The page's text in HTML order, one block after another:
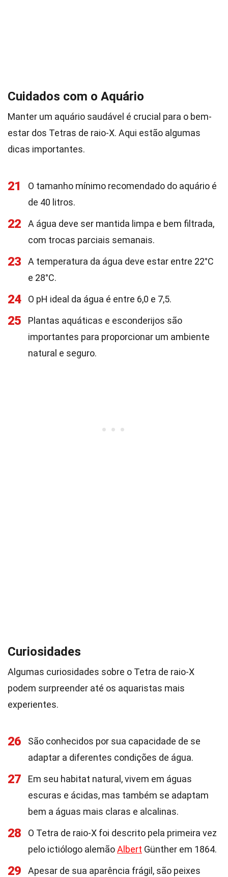
Cuidados com o Aquário
Manter um aquário saudável é crucial para o bem-
estar dos Tetras de raio-X. Aqui estão algumas
dicas importantes.
21
O tamanho mínimo recomendado do aquário é
de 40 litros.
22
A água deve ser mantida limpa e bem filtrada,
com trocas parciais semanais.
23
A temperatura da água deve estar entre 22°C
e 28°C.
24 O pH ideal da água é entre 6,0 e 7,5.
25
Plantas aquáticas e esconderijos são
importantes para proporcionar um ambiente
natural e seguro.
Curiosidades
Algumas curiosidades sobre o Tetra de raio-X
podem surpreender até os aquaristas mais
experientes.
26
São conhecidos por sua capacidade de se
adaptar a diferentes condições de água.
27
Em seu habitat natural, vivem em águas
escuras e ácidas, mas também se adaptam
bem a águas mais claras e alcalinas.
28
O Tetra de raio-X foi descrito pela primeira vez
pelo ictiólogo alemãoAlbert Günther em 1864.
29 Apesar de sua aparência frágil, são peixes